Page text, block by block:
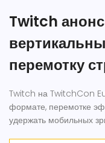
Twitch
перемотку
Twitch на TwitchCon
формате, перемотке
удержать мобильных